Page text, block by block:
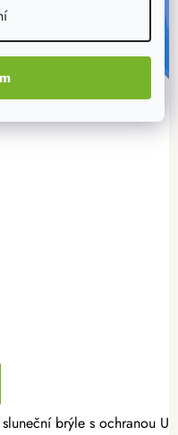
brýle s ochranou